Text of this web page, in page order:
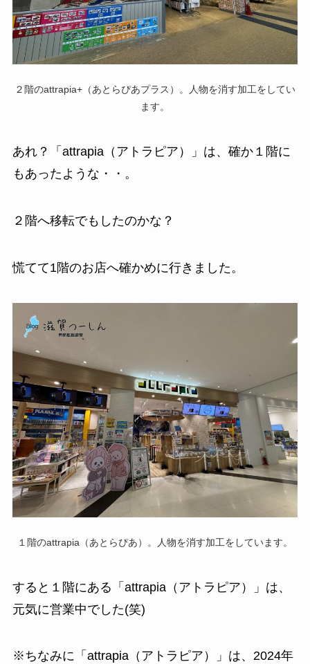
２階のattrapia+（あとらぴあプラス）。人物を消す加工をしてい
ます。
あれ？「attrapia（アトラピア）」は、確か１階に
もあったような・・。
２階へ移転でもしたのかな？
慌てて1階のお店へ確かめに行きました。
１階のattrapia（あとらぴあ）。人物を消す加工をしています。
すると１階にある「attrapia（アトラピア）」は、
元気に営業中でした(笑)
※ちなみに「attrapia（アトラピア）」は、2024年